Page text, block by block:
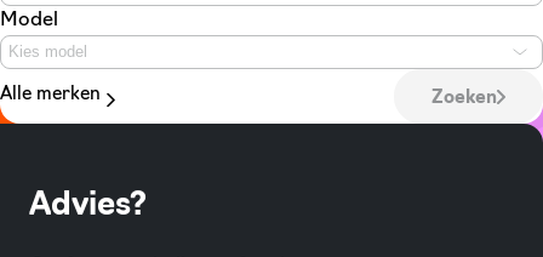
Model
Kies model
Alle merken Zoeken
Advies?